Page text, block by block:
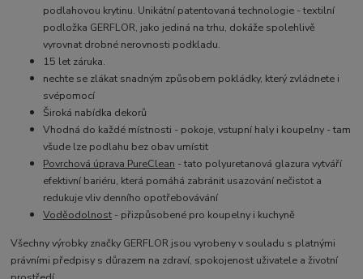
podlahovou krytinu. Unikátní patentovaná technologie - textilní
podložka GERFLOR, jako jediná na trhu, dokáže spolehlivě
vyrovnat drobné nerovnosti podkladu.
15 let záruka.
nechte se zlákat snadným způsobem pokládky, který zvládnete i
svépomocí
Široká nabídka dekorů
Vhodná do každé místnosti - pokoje, vstupní haly i koupelny - tam
všude lze podlahu bez obav umístit
Povrchová úprava PureClean - tato polyuretanová glazura vytváří
efektivní bariéru, která pomáhá zabránit usazování nečistot a
redukuje vliv denního opotřebovávání
Voděodolnost - přizpůsobené pro koupelny i kuchyně
Všechny výrobky značky GERFLOR jsou vyrobeny v souladu s platnými
právními předpisy s důrazem na zdraví, spokojenost uživatele a životní